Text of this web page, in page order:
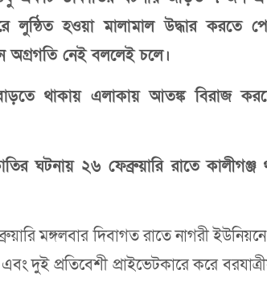
লুন্ঠিত হওয়া মালামাল উদ্ধার করতে
অগ্রগতি নেই বললেই চলে।
থাকায় এলাকায় আতঙ্ক বিরাজ
ঘটনায় ২৬ ফেব্রুয়ারি রাতে
মঙ্গলবার দিবাগত রাতে নাগরী
দুই প্রতিবেশী প্রাইভেটকারে করে